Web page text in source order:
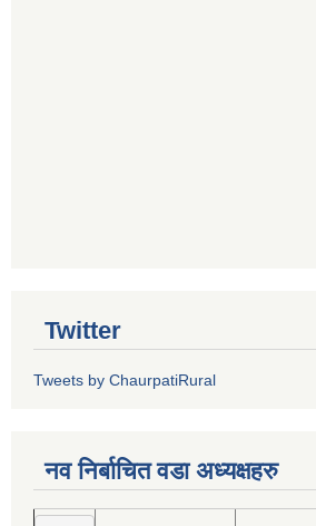
Twitter
Tweets by ChaurpatiRural
नव निर्बाचित वडा अध्यक्षहरु